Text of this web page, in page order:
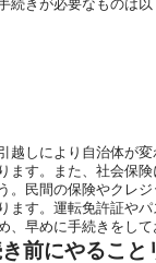
続きが必要なものは以
越しにより自治体が
ます。また、社会保険
。民間の保険やクレ
ます。運転免許証や
、早めに手続きをして
前にやること